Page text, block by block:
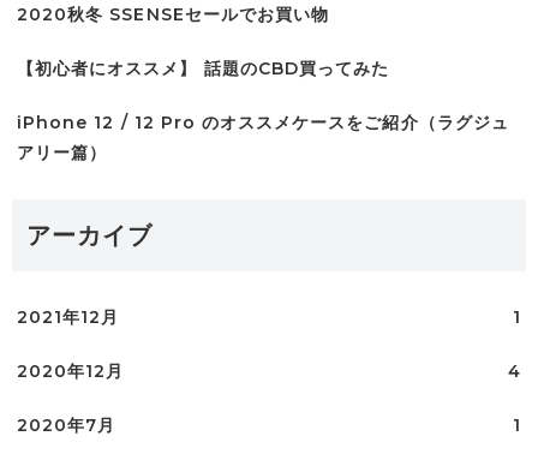
2020秋冬 SSENSEセールでお買い物
【初心者にオススメ】 話題のCBD買ってみた
iPhone 12 / 12 Pro のオススメケースをご紹介（ラグジュ
アリー篇）
アーカイブ
2021年12月 1
2020年12月 4
2020年7月 1